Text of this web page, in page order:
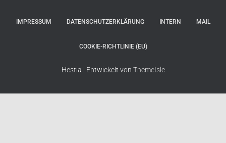
IMPRESSUM DATENSCHUTZERKLÄRUNG INTERN MAIL
COOKIE-RICHTLINIE (EU)
Hestia | Entwickelt von ThemeIsle